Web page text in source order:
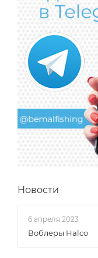
Новости
6 апреля 2023
Воблеры Halco